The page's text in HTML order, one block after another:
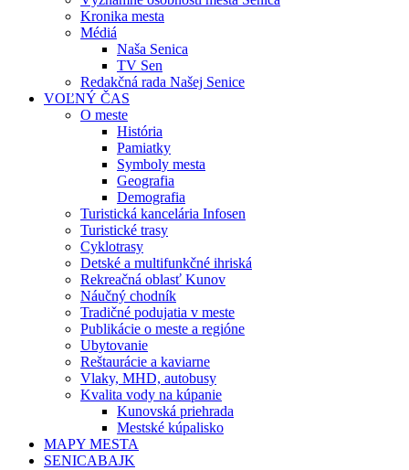
Kronika mesta
Médiá
Naša Senica
TV Sen
Redakčná rada Našej Senice
VOĽNÝ ČAS
O meste
História
Pamiatky
Symboly mesta
Geografia
Demografia
Turistická kancelária Infosen
Turistické trasy
Cyklotrasy
Detské a multifunkčné ihriská
Rekreačná oblasť Kunov
Náučný chodník
Tradičné podujatia v meste
Publikácie o meste a regióne
Ubytovanie
Reštaurácie a kaviarne
Vlaky, MHD, autobusy
Kvalita vody na kúpanie
Kunovská priehrada
Mestské kúpalisko
MAPY MESTA
SENICABAJK